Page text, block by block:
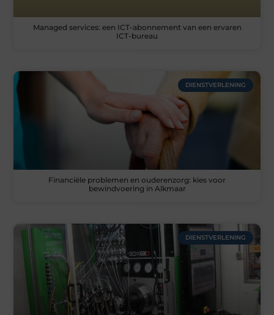
Managed services: een ICT-abonnement van een ervaren
ICT-bureau
DIENSTVERLENING
Financiële problemen en ouderenzorg: kies voor
bewindvoering in Alkmaar
DIENSTVERLENING